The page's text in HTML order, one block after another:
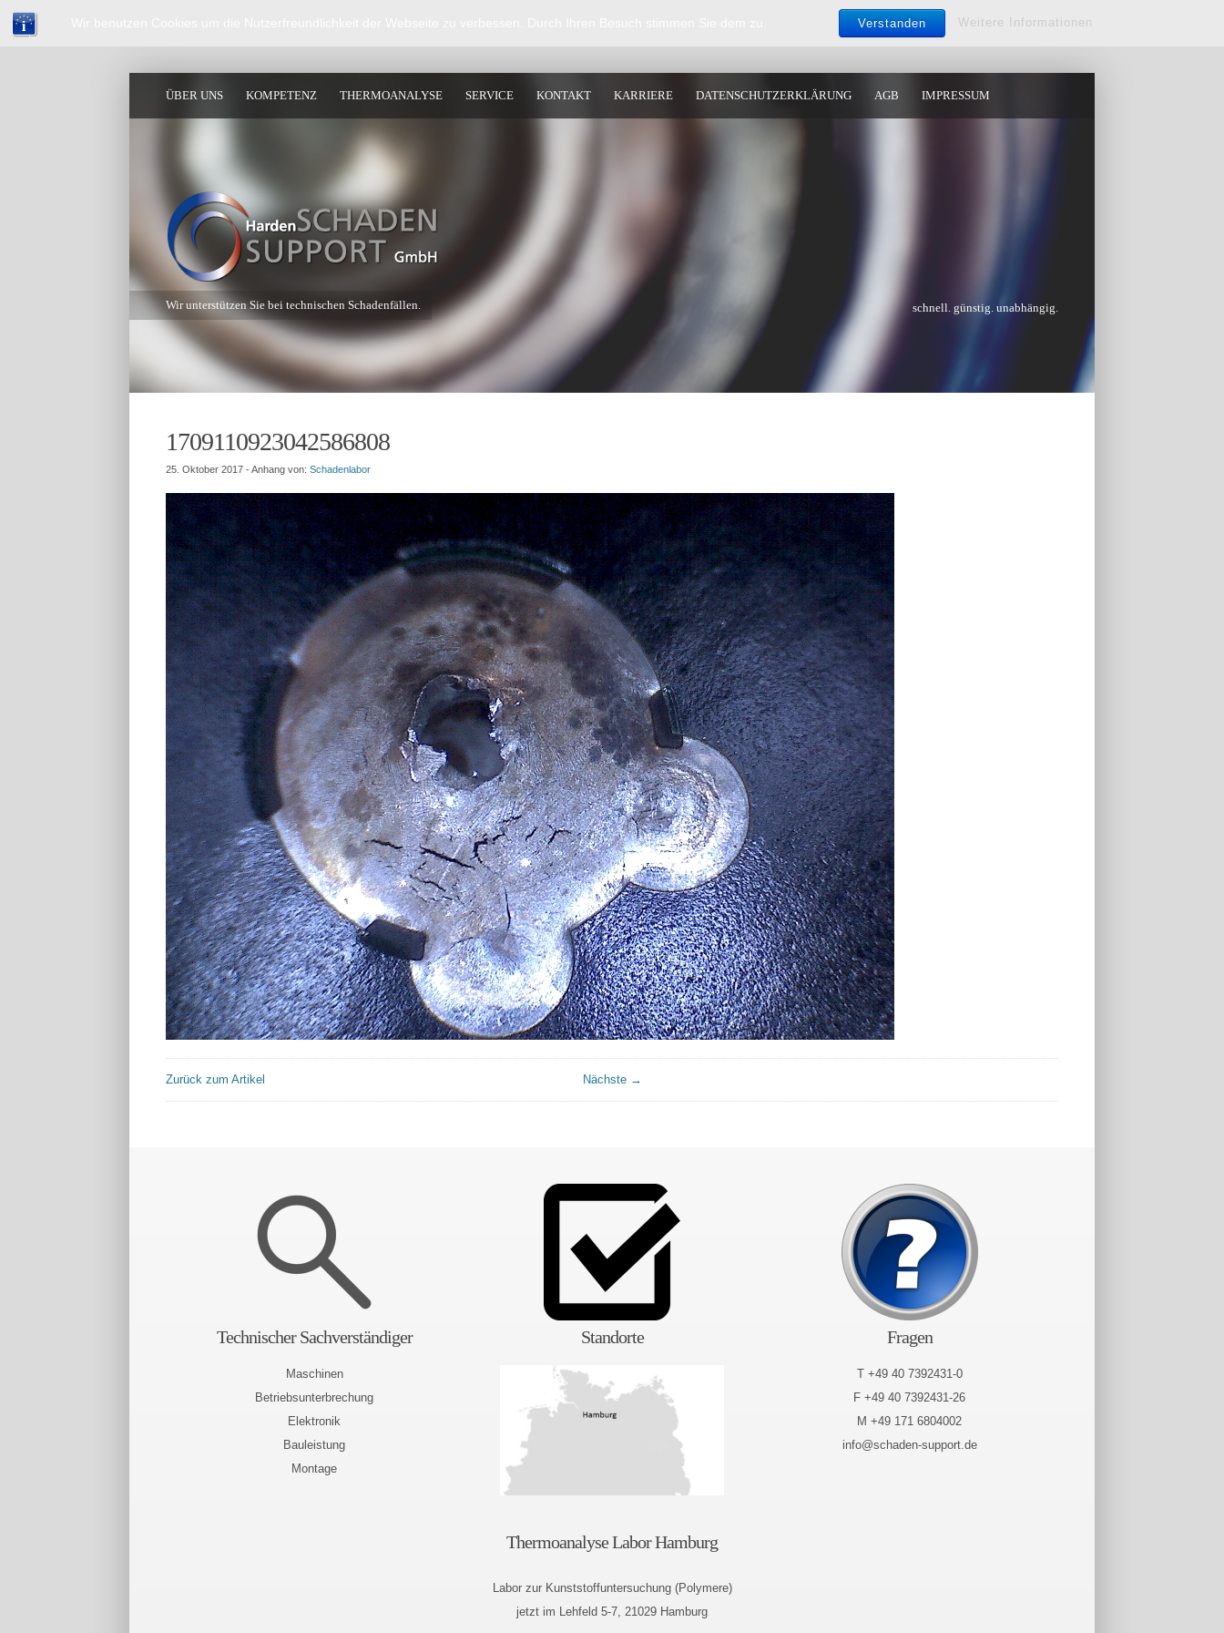
Verstanden Weitere Informationen
ÜBER UNS KOMPETENZ THERMOANALYSE SERVICE KONTAKT KARRIERE DATENSCHUTZERKLÄRUNG AGB IMPRESSUM
Wir unterstützen Sie bei technischen Schadenfällen. schnell. günstig. unabhängig.
1709110923042586808
25. Oktober 2017 - Anhang von: Schadenlabor
Zurück zum Artikel Nächste →
Technischer Sachverständiger
Maschinen
Betriebsunterbrechung
Elektronik
Bauleistung
Montage
Standorte Fragen
T +49 40 7392431-0
F +49 40 7392431-26
M +49 171 6804002
info@schaden-support.de
Thermoanalyse Labor Hamburg
Labor zur Kunststoffuntersuchung (Polymere)
jetzt im Lehfeld 5-7, 21029 Hamburg